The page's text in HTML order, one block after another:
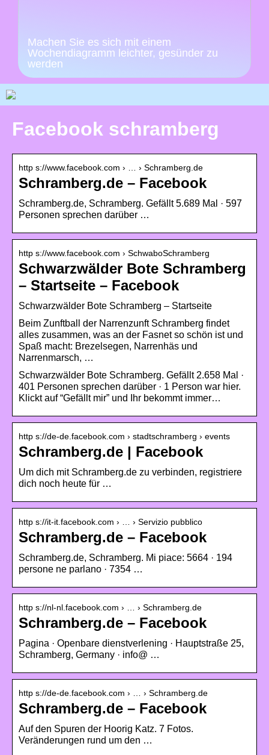
Machen Sie es sich mit einem
Wochendiagramm leichter, gesünder zu
werden
Facebook schramberg
http s://www.facebook.com › … › Schramberg.de
Schramberg.de – Facebook
Schramberg.de, Schramberg. Gefällt 5.689 Mal · 597
Personen sprechen darüber …
http s://www.facebook.com › SchwaboSchramberg
Schwarzwälder Bote Schramberg
– Startseite – Facebook
Schwarzwälder Bote Schramberg – Startseite
Beim Zunftball der Narrenzunft Schramberg findet
alles zusammen, was an der Fasnet so schön ist und
Spaß macht: Brezelsegen, Narrenhäs und
Narrenmarsch, …
Schwarzwälder Bote Schramberg. Gefällt 2.658 Mal ·
401 Personen sprechen darüber · 1 Person war hier.
Klickt auf “Gefällt mir” und Ihr bekommt immer…
http s://de-de.facebook.com › stadtschramberg › events
Schramberg.de | Facebook
Um dich mit Schramberg.de zu verbinden, registriere
dich noch heute für …
http s://it-it.facebook.com › … › Servizio pubblico
Schramberg.de – Facebook
Schramberg.de, Schramberg. Mi piace: 5664 · 194
persone ne parlano · 7354 …
http s://nl-nl.facebook.com › … › Schramberg.de
Schramberg.de – Facebook
Pagina · Openbare dienstverlening · Hauptstraße 25,
Schramberg, Germany · info@ …
http s://de-de.facebook.com › … › Schramberg.de
Schramberg.de – Facebook
Auf den Spuren der Hoorig Katz. 7 Fotos.
Veränderungen rund um den …